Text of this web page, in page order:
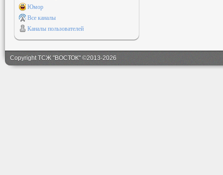
Юмор
Все каналы
Каналы пользователей
Copyright ТСЖ "ВОСТОК" ©2013-2026